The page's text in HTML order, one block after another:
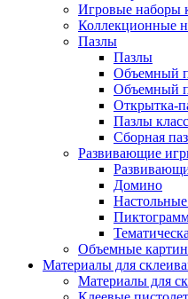
Игровые наборы
Коллекционные
Пазлы
Пазлы
Объемный
Объемный
Открытка-
Пазлы
Сборная
Развивающие
Домино
Объемные
Материалы для
Материалы для